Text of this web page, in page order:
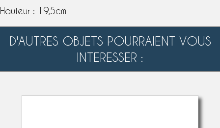
Hauteur : 19,5cm
D'AUTRES OBJETS POURRAIENT VOUS
INTERESSER :